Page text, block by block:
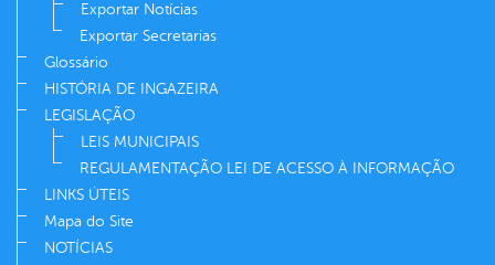
Exportar Notícias
Exportar Secretarias
Glossário
HISTÓRIA DE INGAZEIRA
LEGISLAÇÃO
LEIS MUNICIPAIS
REGULAMENTAÇÃO LEI DE ACESSO À INFORMAÇÃO
LINKS ÚTEIS
Mapa do Site
NOTÍCIAS